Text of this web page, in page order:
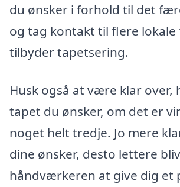
du ønsker i forhold til det
og tag kontakt til flere lokale
tilbyder tapetsering.
Husk også at være klar over,
tapet du ønsker, om det er
noget helt tredje. Jo mere
dine ønsker, desto lettere
håndværkeren at give dig et